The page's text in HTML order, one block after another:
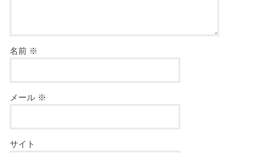
名前 ※
メール ※
サイト